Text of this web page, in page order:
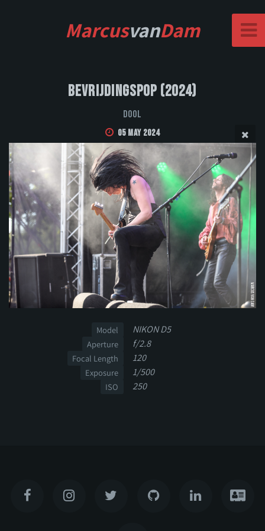
MarcusvanDam
Bevrijdingspop (2024)
DOOL
05 May 2024
Model NIKON D5
Aperture f/2.8
Focal Length 120
Exposure 1/500
ISO 250